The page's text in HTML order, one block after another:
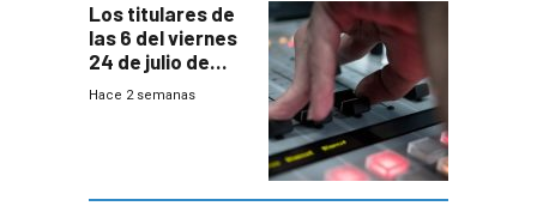
Los titulares de
las 6 del viernes
24 de julio de
2026
Hace 2 semanas